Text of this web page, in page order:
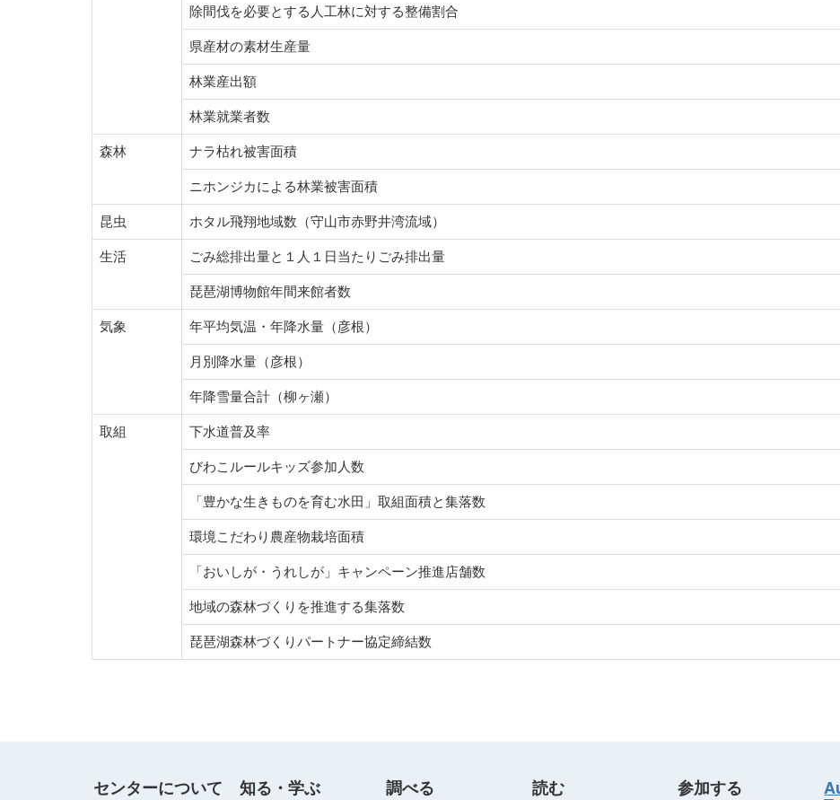
除間伐を必要とする人工林に対する整備割合
県産材の素材生産量
林業産出額
林業就業者数
森林
ナラ枯れ被害面積
ニホンジカによる林業被害面積
昆虫
ホタル飛翔地域数（守山市赤野井湾流域）
生活
ごみ総排出量と１人１日当たりごみ排出量
琵琶湖博物館年間来館者数
気象
年平均気温・年降水量（彦根）
月別降水量（彦根）
年降雪量合計（柳ヶ瀬）
取組
下水道普及率
びわこルールキッズ参加人数
「豊かな生きものを育む水田」取組面積と集落数
環境こだわり農産物栽培面積
「おいしが・うれしが」キャンペーン推進店舗数
地域の森林づくりを推進する集落数
琵琶湖森林づくりパートナー協定締結数
センターについて 知る・学ぶ 調べる 読む 参加する